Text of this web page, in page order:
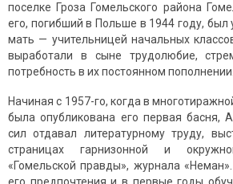
поселке Гроза Гомельского района
его, погибший в Польше в 1944 году, был
мать — учительницей начальных
выработали в сыне трудолюбие,
потребность в их постоянном пополнении.
Начиная с 1957-го, когда в
была опубликована его первая басня,
сил отдавал литературному труду,
страницах гарнизонной и
«Гомельской правды», журнала